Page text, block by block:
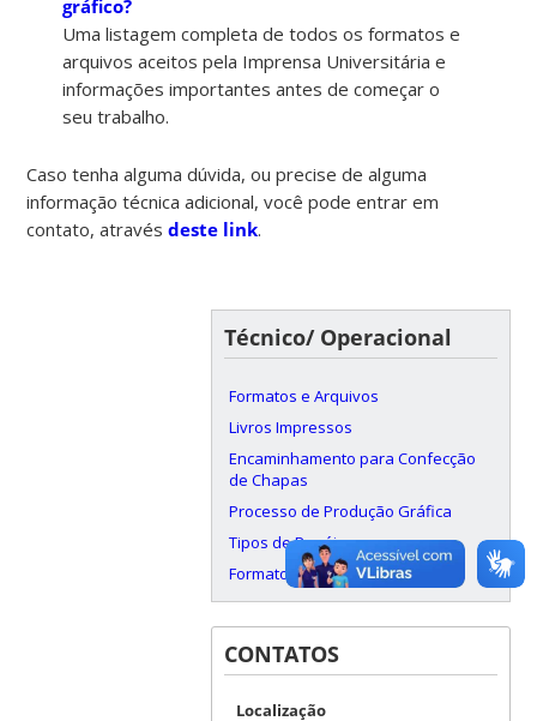
gráfico?
Uma listagem completa de todos os formatos e
arquivos aceitos pela Imprensa Universitária e
informações importantes antes de começar o
seu trabalho.
Caso tenha alguma dúvida, ou precise de alguma
informação técnica adicional, você pode entrar em
contato, atravésdeste link.
Técnico/ Operacional
Formatos e Arquivos
Livros Impressos
Encaminhamento para Confecção
de Chapas
Processo de Produção Gráfica
Tipos de Papéis
Formatos de Papel
CONTATOS
Localização